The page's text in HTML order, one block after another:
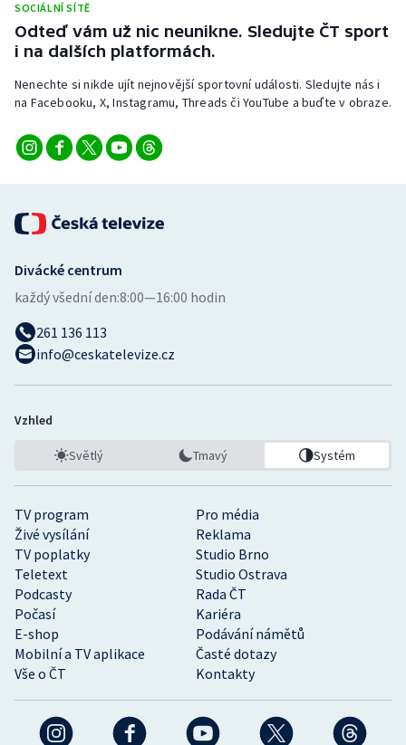
Veslování
Vodní slalom
Ostatní
SOCIÁLNÍ SÍTĚ
Odteď vám už nic neunikne. Sledujte ČT sport
i na dalších platformách.
Nenechte si nikde ujít nejnovější sportovní události. Sledujte nás i
na Facebooku, X, Instagramu, Threads či YouTube a buďte v obraze.
TV program
Pro média
Živé vysílání
Reklama
TV poplatky
Studio Brno
Teletext
Studio Ostrava
Podcasty
Rada ČT
Počasí
Kariéra
E-shop
Podávání námětů
Mobilní a TV aplikace
Časté dotazy
Vše o ČT
Kontakty
Divácké centrum
každý všední den:8:00—16:00 hodin
261 136 113
info@ceskatelevize.cz
Vzhled
Světlý Tmavý Systém